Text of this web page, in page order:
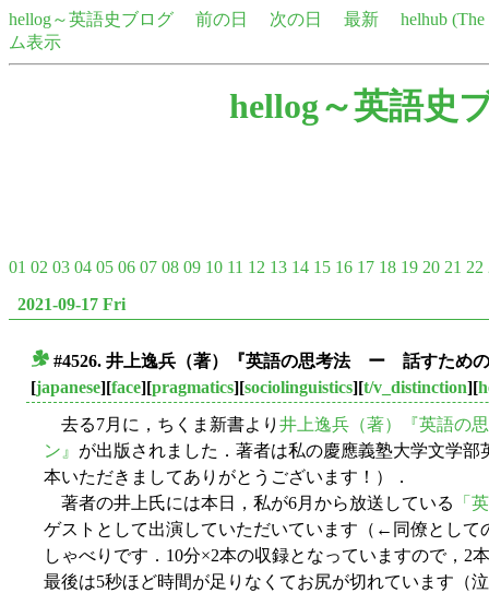
hellog～英語史ブログ 前の日 次の日 最新
helhub
ム表示
hellog～英語史
01 02 03 04 05 06 07 08 09 10 11 12 13 14 15 16 17 18 19 20 21 22
2021-09-17 Fri
#4526. 井上逸兵（著）『英語の思考法 ー 話すため
[japanese][face][pragmatics][sociolinguistics][t/v_distinction][
去る7月に，ちくま新書より 井上逸兵（著）『英語の
ン』 が出版されました．著者は私の慶應義塾大学文学
本いただきましてありがとうございます！）．
著者の井上氏には本日，私が6月から放送している
「
ゲストとして出演していただいています（←同僚として
しゃべりです．10分×2本の収録となっていますので，
最後は5秒ほど時間が足りなくてお尻が切れています（